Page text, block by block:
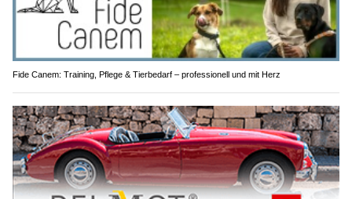
Fide Canem: Training, Pflege & Tierbedarf – professionell und mit Herz